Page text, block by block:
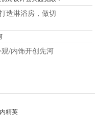
造淋浴房，做切
/内饰开创先河
精英